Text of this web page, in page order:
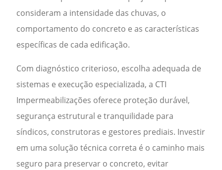
consideram a intensidade das chuvas, o
comportamento do concreto e as características
específicas de cada edificação.
Com diagnóstico criterioso, escolha adequada de
sistemas e execução especializada, a CTI
Impermeabilizações oferece proteção durável,
segurança estrutural e tranquilidade para
síndicos, construtoras e gestores prediais. Investir
em uma solução técnica correta é o caminho mais
seguro para preservar o concreto, evitar